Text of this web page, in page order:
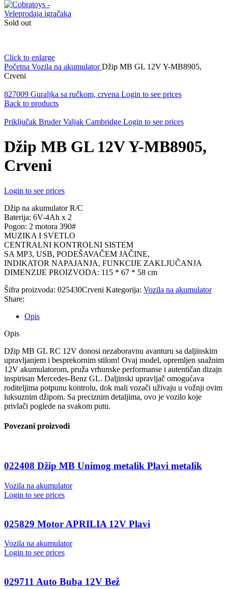
Sold out
Click to enlarge
Početna Vozila na akumulatorDžip MB GL 12V Y-MB8905,
Crveni
827009 Guraljka sa ručkom, crvena Login to see prices
Back to products
Priključak Bruder Valjak Cambridge Login to see prices
Džip MB GL 12V Y-MB8905,
Crveni
Login to see prices
Džip na akumulator R/C
Baterija: 6V-4Ah x 2
Pogon: 2 motora 390#
MUZIKA I SVETLO
CENTRALNI KONTROLNI SISTEM
SA MP3, USB, PODEŠAVAČEM JAČINE,
INDIKATOR NAPAJANJA, FUNKCIJE ZAKLJUČANJA
DIMENZIJE PROIZVODA: 115 * 67 * 58 cm
Šifra proizvoda: 025430Crveni Kategorija: Vozila na akumulator
Share:
Opis
Opis
Džip MB GL RC 12V donosi nezaboravnu avanturu sa daljinskim
upravljanjem i besprekornim stilom! Ovaj model, opremljen snažnim
12V akumulatorom, pruža vrhunske performanse i autentičan dizajn
inspirisan Mercedes-Benz GL. Daljinski upravljač omogućava
roditeljima potpunu kontrolu, dok mali vozači uživaju u vožnji ovim
luksuznim džipom. Sa preciznim detaljima, ovo je vozilo koje
privlači poglede na svakom putu.
Povezani proizvodi
022408 Džip MB Unimog metalik Plavi metalik
Vozila na akumulator
Login to see prices
025829 Motor APRILIA 12V Plavi
Vozila na akumulator
Login to see prices
029711 Auto Buba 12V Bež